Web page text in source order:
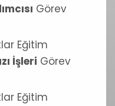
Görev
Eğitim
İşleri Görev
Eğitim